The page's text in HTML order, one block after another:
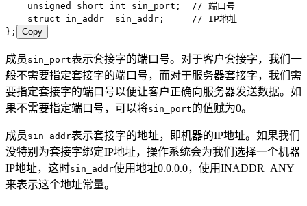
    unsigned
short int sin_port;
  // 端口号
    struct
in_addr  sin_addr;
     // IP地址
};
Copy
成员 sin_port表示套接字的端口号。对于客户套接字，我们一
般不需要指定套接字的端口号，而对于服务器套接字，我们需
要指定套接字的端口号以便让客户正确向服务器发送数据。如
果不需要指定端口号，可以将sin_port的值赋为0。
成员 sin_addr表示套接字的地址，即机器的IP地址。如果我们
没特别为套接字绑定IP地址，操作系统会为我们选择一个机器
IP地址，这时sin_addr使用地址0.0.0.0，使用INADDR_ANY
来表示这个地址常量。